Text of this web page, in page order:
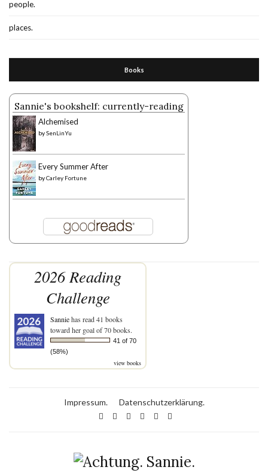
people.
places.
Books
Sannie's bookshelf: currently-reading
Alchemised
bySenLinYu
Every Summer After
byCarley Fortune
2026 Reading
Challenge
Sanniehas read 41 books
toward her goal of 70 books.
41 of 70
(58%)
view books
Impressum. Datenschutzerklärung.